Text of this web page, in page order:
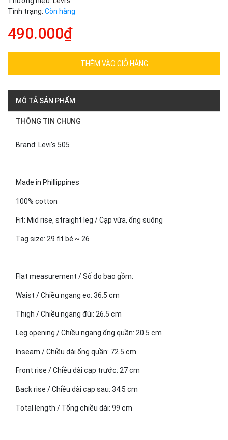
Tình trạng: Còn hàng
490.000₫
THÊM VÀO GIỎ HÀNG
MÔ TẢ SẢN PHẨM
THÔNG TIN CHUNG
Brand: Levi’s 505
Made in Phillippines
100% cotton
Fit: Mid rise, straight leg / Cạp vừa, ống suông
Tag size: 29 fit bé ~ 26
Flat measurement / Số đo bao gồm:
Waist / Chiều ngang eo: 36.5 cm
Thigh / Chiều ngang đùi: 26.5 cm
Leg opening / Chiều ngang ống quần: 20.5 cm
Inseam / Chiều dài ống quần: 72.5 cm
Front rise / Chiều dài cạp trước: 27 cm
Back rise / Chiều dài cạp sau: 34.5 cm
Total length / Tổng chiều dài: 99 cm